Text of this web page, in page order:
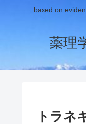
based on
薬理
トラネ